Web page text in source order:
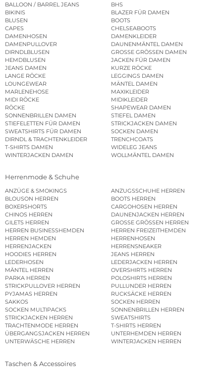
BALLOON / BARREL JEANS
BHS
BIKINIS
BLAZER FÜR DAMEN
BLUSEN
BOOTS
CAPES
CHELSEABOOTS
DAMENHOSEN
DAMENKLEIDER
DAMENPULLOVER
DAUNENMÄNTEL DAMEN
DIRNDLBLUSEN
GROSSE GRÖSSEN DAMEN
HEMDBLUSEN
JACKEN FÜR DAMEN
JEANS DAMEN
KURZE RÖCKE
LANGE RÖCKE
LEGGINGS DAMEN
LOUNGEWEAR
MÄNTEL DAMEN
MARLENEHOSE
MAXIKLEIDER
MIDI RÖCKE
MIDIKLEIDER
RÖCKE
SHAPEWEAR DAMEN
SONNENBRILLEN DAMEN
STIEFEL DAMEN
STIEFELETTEN FÜR DAMEN
STRICKJACKEN DAMEN
SWEATSHIRTS FÜR DAMEN
SOCKEN DAMEN
DIRNDL & TRACHTENKLEIDER
TRENCHCOATS
T-SHIRTS DAMEN
WIDELEG JEANS
WINTERJACKEN DAMEN
WOLLMÄNTEL DAMEN
Herrenmode & Schuhe
ANZÜGE & SMOKINGS
ANZUGSSCHUHE HERREN
BLOUSON HERREN
BOOTS HERREN
BOXERSHORTS
CARGOHOSEN HERREN
CHINOS HERREN
DAUNENJACKEN HERREN
GILETS HERREN
GROSSE GRÖSSEN HERREN
HERREN BUSINESSHEMDEN
HERREN FREIZEITHEMDEN
HERREN HEMDEN
HERRENHOSEN
HERRENJACKEN
HERRENSNEAKER
HOODIES HERREN
JEANS HERREN
LEDERHOSEN
LEDERJACKEN HERREN
MÄNTEL HERREN
OVERSHIRTS HERREN
PARKA HERREN
POLOSHIRTS HERREN
STRICKPULLOVER HERREN
PULLUNDER HERREN
PYJAMAS HERREN
RUCKSÄCKE HERREN
SAKKOS
SOCKEN HERREN
SOCKEN MULTIPACKS
SONNENBRILLEN HERREN
STRICKJACKEN HERREN
SWEATSHIRTS
TRACHTENMODE HERREN
T-SHIRTS HERREN
ÜBERGANGSJACKEN HERREN
UNTERHEMDEN HERREN
UNTERWÄSCHE HERREN
WINTERJACKEN HERREN
Taschen & Accessoires